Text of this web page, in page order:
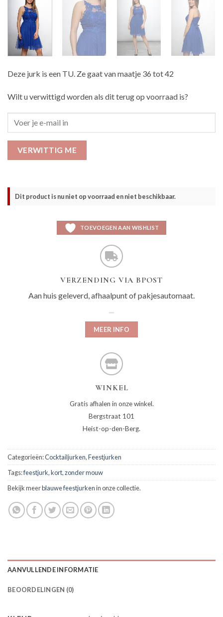
Deze jurk is een TU. Ze gaat van maatje 36 tot 42
Wilt u verwittigd worden als dit terug op voorraad is?
VERWITTIG ME
Dit product is nu niet op voorraad en niet beschikbaar.
TOEVOEGEN AAN WISHLIST
VERZENDING VIA BPOST
Aan huis geleverd, afhaalpunt of pakjesautomaat.
MEER INFO
WINKEL
Gratis afhalen in onze winkel.
Bergstraat 101
Heist-op-den-Berg.
Categorieën:Cocktailjurken,Feestjurken
Tags:feestjurk,kort,zonder mouw
Bekijk meerblauwe feestjurkenin onze collectie.
AANVULLENDE INFORMATIE
BEOORDELINGEN (0)